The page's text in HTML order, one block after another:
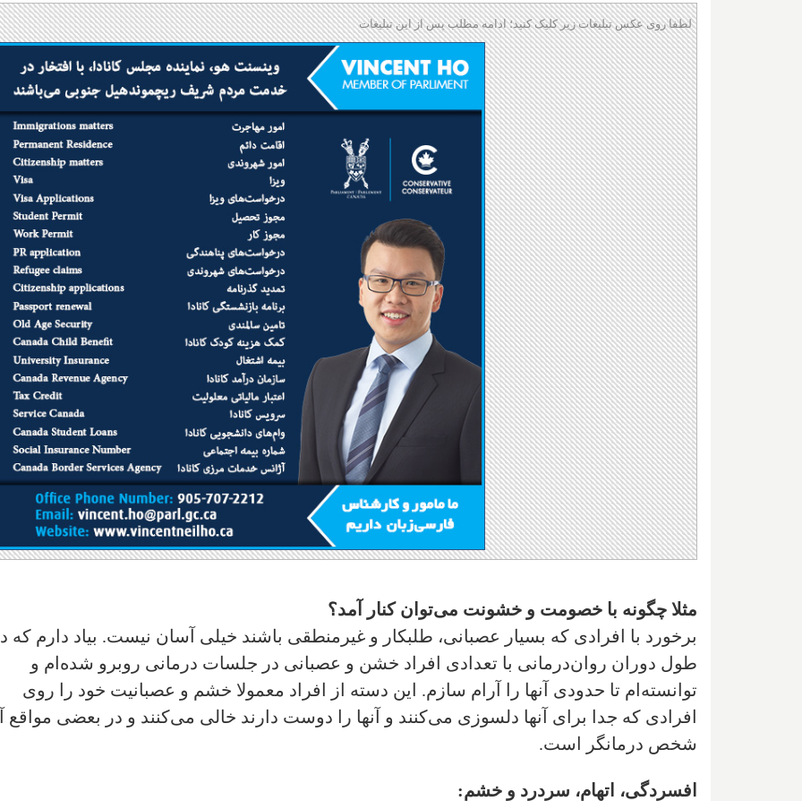
لطفا روی عکس تبلیغات زیر کلیک کنید؛ ادامه مطلب پس از این تبلیغات
مثلا چگونه با خصومت و خشونت می‌توان کنار آمد؟
برخورد با افرادی که بسیار عصبانی، طلبکار و غیرمنطقی باشند خیلی آسان نیست. بیاد دارم که
طول دوران روان‌درمانی با تعدادی افراد خشن و عصبانی در جلسات درمانی روبرو شده‌ام و
توانسته‌ام تا حدودی آنها را آرام سازم. این دسته از افراد معمولا خشم و عصبانیت خود را روی
افرادی که جدا برای آنها دلسوزی می‌کنند و آنها را دوست دارند خالی می‌کنند و در بعضی مواقع
شخص درمانگر است.
افسردگی، اتهام، سردرد و خشم: